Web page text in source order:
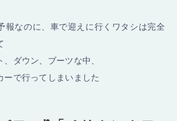
報なのに、車で迎えに行くワタシは完全
ダウン、ブーツな中、
ーで行ってしまいました